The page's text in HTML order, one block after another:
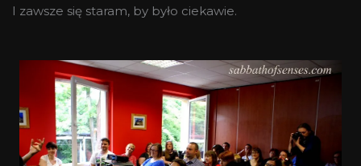
I zawsze się staram, by było ciekawie.